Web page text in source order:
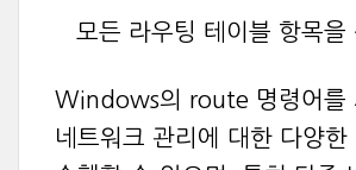
모든 라우팅 테이블 항목을
Windows의 route 명령어를
네트워크 관리에 대한 다양한